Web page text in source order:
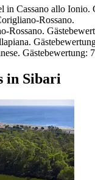
in Cassano allo Ionio.
Rossano.
Gästebewertung:
in Sibari